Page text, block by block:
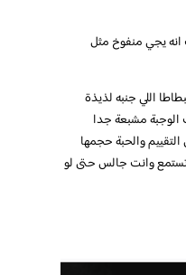
انه يجي منفوخ مثل
اللي جنبه لذيذة
الوجبة مشبعة جدا
والحبة حجمها
وانت جالس حتى لو